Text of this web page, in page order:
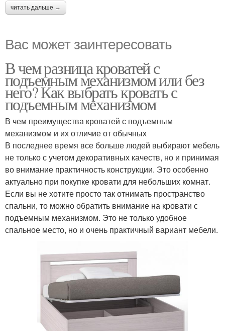
читать дальше →
Вас может заинтересовать
В чем разница кроватей с
подъемным механизмом или без
него? Как выбрать кровать с
подъемным механизмом
В чем преимущества кроватей с подъемным
механизмом и их отличие от обычных
В последнее время все больше людей выбирают мебель
не только с учетом декоративных качеств, но и принимая
во внимание практичность конструкции. Это особенно
актуально при покупке кровати для небольших комнат.
Если вы не хотите просто так отнимать пространство
спальни, то можно обратить внимание на кровати с
подъемным механизмом. Это не только удобное
спальное место, но и очень практичный вариант мебели.